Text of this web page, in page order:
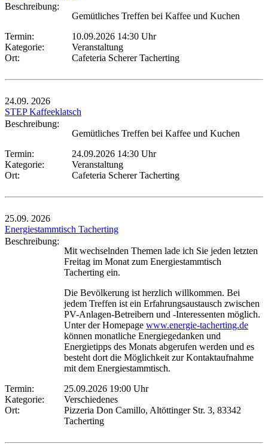
Beschreibung:
Gemütliches Treffen bei Kaffee und Kuchen
Termin:
10.09.2026 14:30 Uhr
Kategorie:
Veranstaltung
Ort:
Cafeteria Scherer Tacherting
24.09. 2026
STEP Kaffeeklatsch
Beschreibung:
Gemütliches Treffen bei Kaffee und Kuchen
Termin:
24.09.2026 14:30 Uhr
Kategorie:
Veranstaltung
Ort:
Cafeteria Scherer Tacherting
25.09. 2026
Energiestammtisch Tacherting
Beschreibung:
Mit wechselnden Themen lade ich Sie jeden letzten
Freitag im Monat zum Energiestammtisch
Tacherting ein.
Die Bevölkerung ist herzlich willkommen. Bei
jedem Treffen ist ein Erfahrungsaustausch zwischen
PV-Anlagen-Betreibern und -Interessenten möglich.
Unter der Homepage www.energie-tacherting.de
können monatliche Energiegedanken und
Energietipps des Monats abgerufen werden und es
besteht dort die Möglichkeit zur Kontaktaufnahme
mit dem Energiestammtisch.
Termin:
25.09.2026 19:00 Uhr
Kategorie:
Verschiedenes
Ort:
Pizzeria Don Camillo, Altöttinger Str. 3, 83342
Tacherting